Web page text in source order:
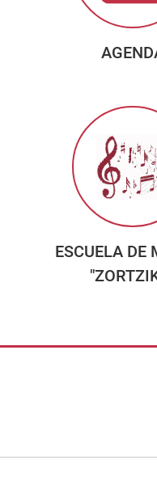
ESCUELA DE